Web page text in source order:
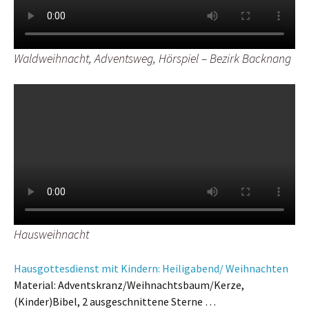
Waldweihnacht, Adventsweg, Hörspiel– Bezirk Backnang
Hausweihnacht
Hausgottesdienst mit Kindern: Heiligabend/ Weihnachten
Material: Adventskranz/Weihnachtsbaum/Kerze,
(Kinder)Bibel, 2 ausgeschnittene Sterne …